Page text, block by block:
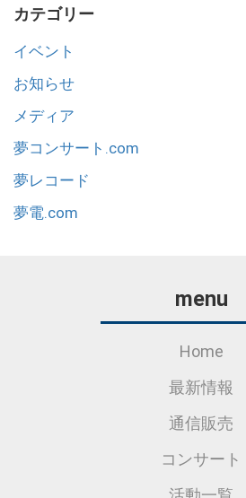
カテゴリー
イベント
お知らせ
メディア
夢コンサート.com
夢レコード
夢電.com
menu
Home
最新情報
通信販売
コンサート